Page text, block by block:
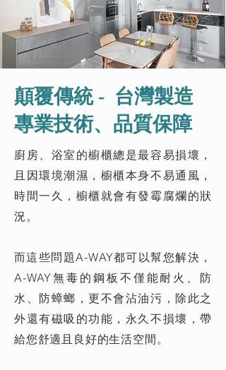
顛覆傳統 - 台灣製造
​專業技術、品質保障
廚房、浴室的櫥櫃總是最容易損壞，
且因環境潮濕，櫥櫃本身不易通風，
時間一久，櫥櫃就會有發霉腐爛的狀
況。
而這些問題A-WAY都可以幫您解決，
A-WAY無毒的鋼板不僅能耐火、防
水、防蟑螂，更不會沾油污，除此之
外還有磁吸的功能，永久不損壞，帶
給您舒適且良好的生活空間。